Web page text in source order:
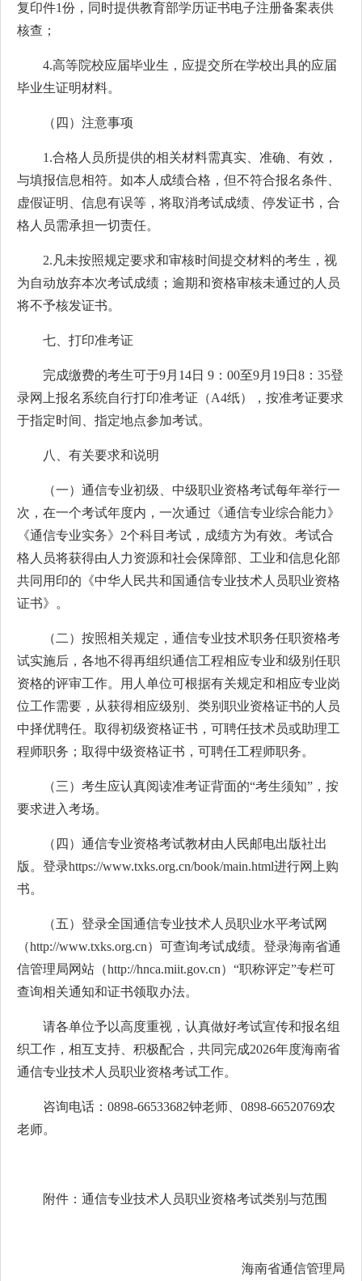
复印件1份，同时提供教育部学历证书电子注册备案表供
核查；
4.高等院校应届毕业生，应提交所在学校出具的应届
毕业生证明材料。
（四）注意事项
1.合格人员所提供的相关材料需真实、准确、有效，
与填报信息相符。如本人成绩合格，但不符合报名条件、
虚假证明、信息有误等，将取消考试成绩、停发证书，合
格人员需承担一切责任。
2.凡未按照规定要求和审核时间提交材料的考生，视
为自动放弃本次考试成绩；逾期和资格审核未通过的人员
将不予核发证书。
七、打印准考证
完成缴费的考生可于9月14日 9：00至9月19日8：35登
录网上报名系统自行打印准考证（A4纸），按准考证要求
于指定时间、指定地点参加考试。
八、有关要求和说明
（一）通信专业初级、中级职业资格考试每年举行一
次，在一个考试年度内，一次通过《通信专业综合能力》
《通信专业实务》2个科目考试，成绩方为有效。考试合
格人员将获得由人力资源和社会保障部、工业和信息化部
共同用印的《中华人民共和国通信专业技术人员职业资格
证书》。
（二）按照相关规定，通信专业技术职务任职资格考
试实施后，各地不得再组织通信工程相应专业和级别任职
资格的评审工作。用人单位可根据有关规定和相应专业岗
位工作需要，从获得相应级别、类别职业资格证书的人员
中择优聘任。取得初级资格证书，可聘任技术员或助理工
程师职务；取得中级资格证书，可聘任工程师职务。
（三）考生应认真阅读准考证背面的“考生须知”，按
要求进入考场。
（四）通信专业资格考试教材由人民邮电出版社出
版。登录https://www.txks.org.cn/book/main.html进行网上购
书。
（五）登录全国通信专业技术人员职业水平考试网
（http://www.txks.org.cn）可查询考试成绩。登录海南省通
信管理局网站（http://hnca.miit.gov.cn）“职称评定”专栏可
查询相关通知和证书领取办法。
请各单位予以高度重视，认真做好考试宣传和报名组
织工作，相互支持、积极配合，共同完成2026年度海南省
通信专业技术人员职业资格考试工作。
咨询电话：0898-66533682钟老师、0898-66520769农
老师。
附件：通信专业技术人员职业资格考试类别与范围
海南省通信管理局